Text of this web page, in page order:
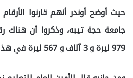
حيث أوضح أوندر أنهم قارنوا
جامعة حجة تيبه، وذكروا أن هناك
979 ليرة و 3 آلاف و 567 ليرة في هذه المرحلة.